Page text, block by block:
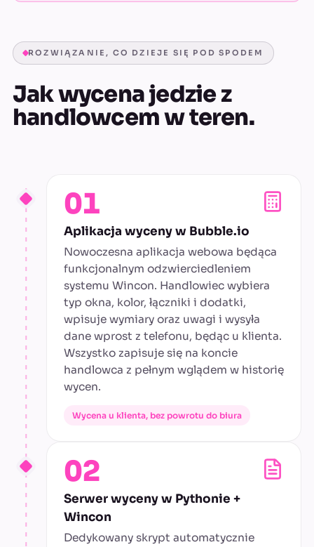
ROZWIĄZANIE, CO DZIEJE SIĘ POD SPODEM
Jak wycena jedzie z
handlowcem w teren.
01
Aplikacja wyceny w Bubble.io
Nowoczesna aplikacja webowa będąca
funkcjonalnym odzwierciedleniem
systemu Wincon. Handlowiec wybiera
typ okna, kolor, łączniki i dodatki,
wpisuje wymiary oraz uwagi i wysyła
dane wprost z telefonu, będąc u klienta.
Wszystko zapisuje się na koncie
handlowca z pełnym wglądem w historię
wycen.
Wycena u klienta, bez powrotu do biura
02
Serwer wyceny w Pythonie +
Wincon
Dedykowany skrypt automatycznie